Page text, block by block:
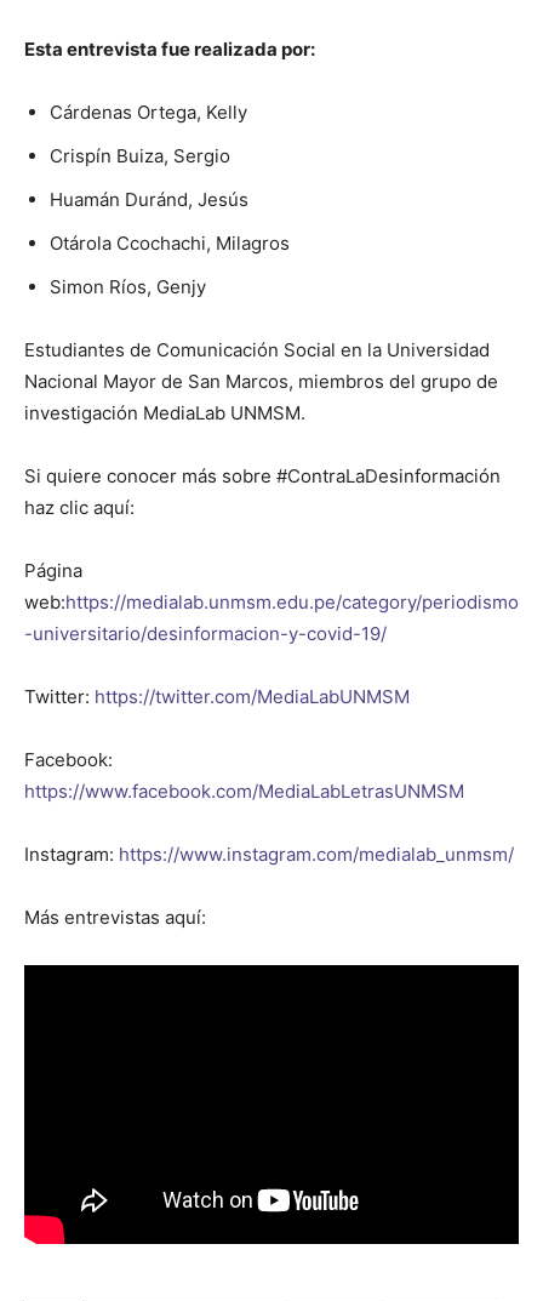
Esta entrevista fue realizada por:
Cárdenas Ortega, Kelly
Crispín Buiza, Sergio
Huamán Duránd, Jesús
Otárola Ccochachi, Milagros
Simon Ríos, Genjy
Estudiantes de Comunicación Social en la Universidad
Nacional Mayor de San Marcos, miembros del grupo de
investigación MediaLab UNMSM.
Si quiere conocer más sobre #ContraLaDesinformación
haz clic aquí:
Página
web:https://medialab.unmsm.edu.pe/category/periodismo
-universitario/desinformacion-y-covid-19/
Twitter: https://twitter.com/MediaLabUNMSM
Facebook:
https://www.facebook.com/MediaLabLetrasUNMSM
Instagram: https://www.instagram.com/medialab_unmsm/
Más entrevistas aquí: